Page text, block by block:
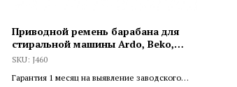
Приводной ремень барабана для
стиральной машины Ardo, Beko,
Whirlpool, Optibelt 1245 J5, J460
SKU: J460
Гарантия 1 месяц на выявление заводского